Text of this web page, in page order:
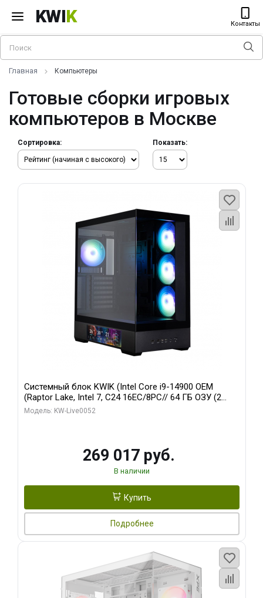
KWIK Контакты
Главная Компьютеры
Готовые сборки игровых
компьютеров в Москве
Сортировка: Показать:
Системный блок KWIK (Intel Core i9-14900 OEM
(Raptor Lake, Intel 7, C24 16EC/8PC// 64 ГБ ОЗУ (2
модуля)/ Palit RTX5080 GAMINGPRO OC 16GB GDDR7
Модель: KW-Live0052
269 017 руб.
В наличии
Купить
Подробнее